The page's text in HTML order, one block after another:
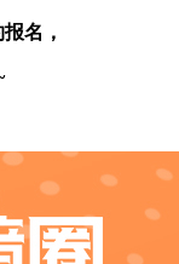
名，